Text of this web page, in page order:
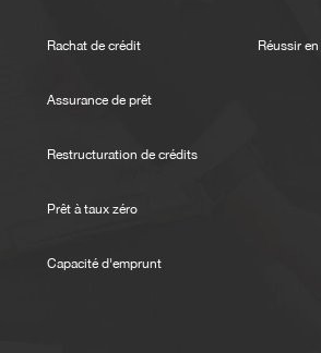
Rachat de crédit
Assurance de prêt
Restructuration de crédits
Prêt à taux zéro
Capacité d'emprunt
Réussir